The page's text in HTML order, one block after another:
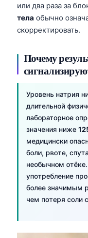
или два раза за
тела обычно
скорректировать.
Почему
Уровень натрия
длительной
лабораторное
значения ниже
медицински
боли, рвоте,
необычном
употребление
более значимым
чем потеря соли